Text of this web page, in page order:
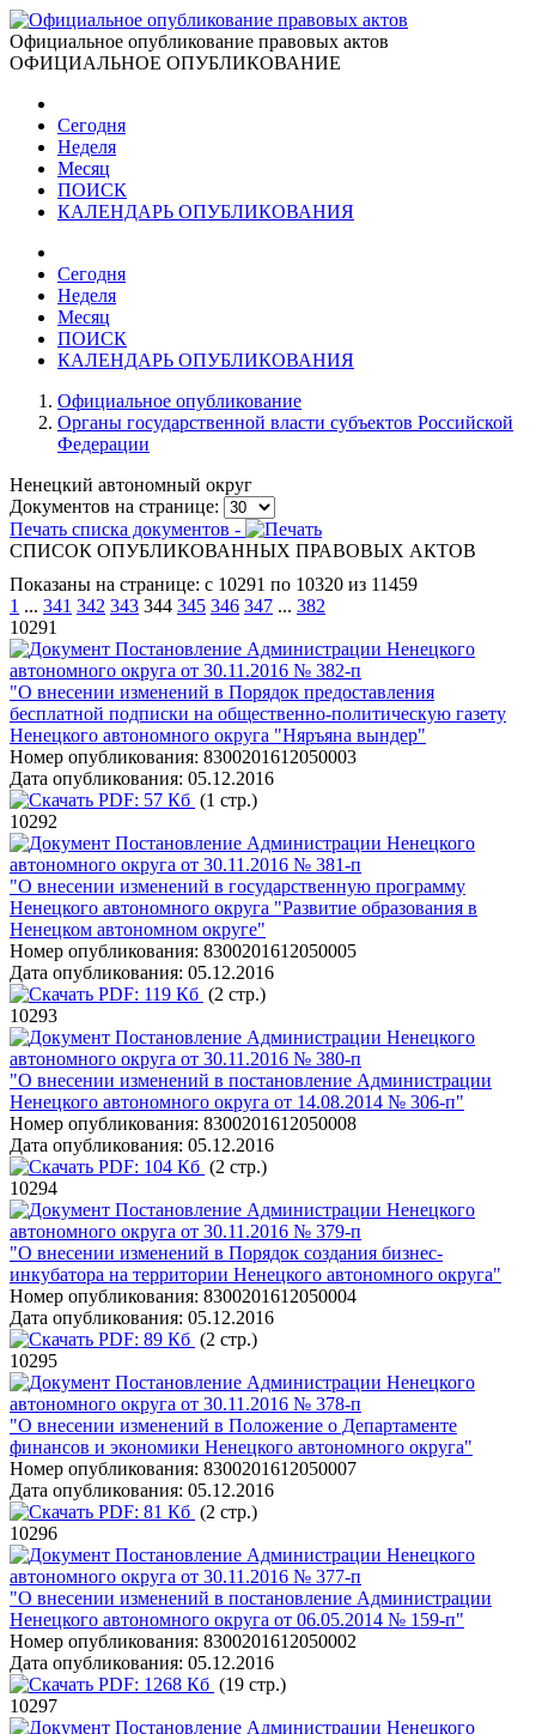
Официальное опубликование правовых актов
ОФИЦИАЛЬНОЕ ОПУБЛИКОВАНИЕ
Сегодня
Неделя
Месяц
ПОИСК
КАЛЕНДАРЬ ОПУБЛИКОВАНИЯ
Сегодня
Неделя
Месяц
ПОИСК
КАЛЕНДАРЬ ОПУБЛИКОВАНИЯ
Официальное опубликование
Органы государственной власти субъектов Российской
Федерации
Ненецкий автономный округ
Документов на странице:
Печать списка документов -
СПИСОК ОПУБЛИКОВАННЫХ ПРАВОВЫХ АКТОВ
Показаны на странице: с 10291 по 10320 из 11459
1 ... 341 342 343 344 345 346 347 ... 382
10291
Постановление Администрации Ненецкого
автономного округа от 30.11.2016 № 382-п
"О внесении изменений в Порядок предоставления
бесплатной подписки на общественно-политическую газету
Ненецкого автономного округа "Няръяна вындер"
Номер опубликования: 8300201612050003
Дата опубликования: 05.12.2016
PDF: 57 Кб (1 стр.)
10292
Постановление Администрации Ненецкого
автономного округа от 30.11.2016 № 381-п
"О внесении изменений в государственную программу
Ненецкого автономного округа "Развитие образования в
Ненецком автономном округе"
Номер опубликования: 8300201612050005
Дата опубликования: 05.12.2016
PDF: 119 Кб (2 стр.)
10293
Постановление Администрации Ненецкого
автономного округа от 30.11.2016 № 380-п
"О внесении изменений в постановление Администрации
Ненецкого автономного округа от 14.08.2014 № 306-п"
Номер опубликования: 8300201612050008
Дата опубликования: 05.12.2016
PDF: 104 Кб (2 стр.)
10294
Постановление Администрации Ненецкого
автономного округа от 30.11.2016 № 379-п
"О внесении изменений в Порядок создания бизнес-
инкубатора на территории Ненецкого автономного округа"
Номер опубликования: 8300201612050004
Дата опубликования: 05.12.2016
PDF: 89 Кб (2 стр.)
10295
Постановление Администрации Ненецкого
автономного округа от 30.11.2016 № 378-п
"О внесении изменений в Положение о Департаменте
финансов и экономики Ненецкого автономного округа"
Номер опубликования: 8300201612050007
Дата опубликования: 05.12.2016
PDF: 81 Кб (2 стр.)
10296
Постановление Администрации Ненецкого
автономного округа от 30.11.2016 № 377-п
"О внесении изменений в постановление Администрации
Ненецкого автономного округа от 06.05.2014 № 159-п"
Номер опубликования: 8300201612050002
Дата опубликования: 05.12.2016
PDF: 1268 Кб (19 стр.)
10297
Постановление Администрации Ненецкого